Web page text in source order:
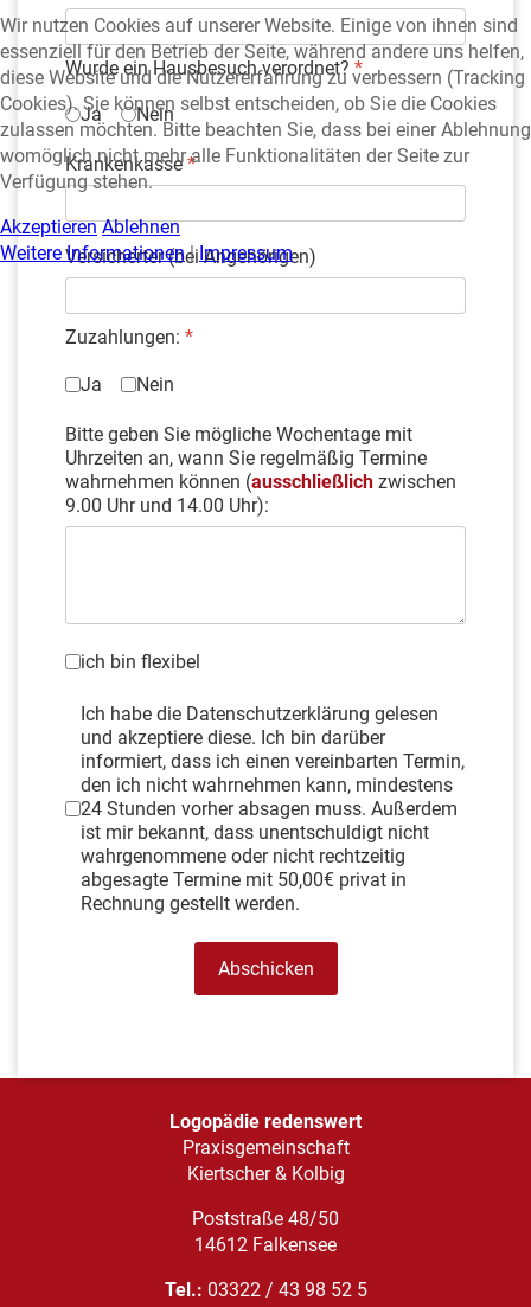
Wurde ein Hausbesuch verordnet? *
Ja Nein
Krankenkasse*
Versicherter (bei Angehörigen)
Zuzahlungen: *
Ja Nein
Bitte geben Sie mögliche Wochentage mit
Uhrzeiten an, wann Sie regelmäßig Termine
wahrnehmen können (ausschließlich zwischen
9.00 Uhr und 14.00 Uhr):
Flexibel
ich bin flexibel
Vor dem Absenden:*
Ich habe die Datenschutzerklärung gelesen
und akzeptiere diese. Ich bin darüber
informiert, dass ich einen vereinbarten Termin,
den ich nicht wahrnehmen kann, mindestens
24 Stunden vorher absagen muss. Außerdem
ist mir bekannt, dass unentschuldigt nicht
wahrgenommene oder nicht rechtzeitig
abgesagte Termine mit 50,00€ privat in
Rechnung gestellt werden.
Abschicken
Logopädie redenswert
Praxisgemeinschaft
Kiertscher & Kolbig
Poststraße 48/50
14612 Falkensee
Tel.: 03322 / 43 98 52 5
Wir nutzen Cookies auf unserer Website. Einige von ihnen sind
essenziell für den Betrieb der Seite, während andere uns helfen,
diese Website und die Nutzererfahrung zu verbessern (Tracking
Cookies). Sie können selbst entscheiden, ob Sie die Cookies
zulassen möchten. Bitte beachten Sie, dass bei einer Ablehnung
womöglich nicht mehr alle Funktionalitäten der Seite zur
Verfügung stehen.
Akzeptieren Ablehnen
Weitere Informationen|Impressum